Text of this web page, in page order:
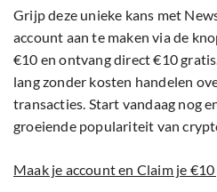
Grijp deze unieke kans met
account aan te maken via de
€10 en ontvang direct €10
lang zonder kosten handelen
transacties. Start vandaag nog
groeiende populariteit van
Maak je account en Claim je